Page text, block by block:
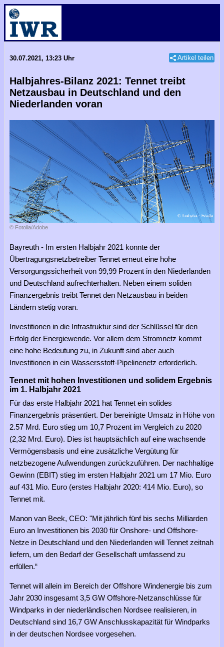
30.07.2021, 13:23 Uhr Artikel teilen
Halbjahres-Bilanz 2021: Tennet treibt
Netzausbau in Deutschland und den
Niederlanden voran
© Fotolia/Adobe
Bayreuth - Im ersten Halbjahr 2021 konnte der
Übertragungsnetzbetreiber Tennet erneut eine hohe
Versorgungssicherheit von 99,99 Prozent in den Niederlanden
und Deutschland aufrechterhalten. Neben einem soliden
Finanzergebnis treibt Tennet den Netzausbau in beiden
Ländern stetig voran.
Investitionen in die Infrastruktur sind der Schlüssel für den
Erfolg der Energiewende. Vor allem dem Stromnetz kommt
eine hohe Bedeutung zu, in Zukunft sind aber auch
Investitionen in ein Wassersstoff-Pipelinenetz erforderlich.
Tennet mit hohen Investitionen und solidem Ergebnis
im 1. Halbjahr 2021
Für das erste Halbjahr 2021 hat Tennet ein solides
Finanzergebnis präsentiert. Der bereinigte Umsatz in Höhe von
2.57 Mrd. Euro stieg um 10,7 Prozent im Vergleich zu 2020
(2,32 Mrd. Euro). Dies ist hauptsächlich auf eine wachsende
Vermögensbasis und eine zusätzliche Vergütung für
netzbezogene Aufwendungen zurückzuführen. Der nachhaltige
Gewinn (EBIT) stieg im ersten Halbjahr 2021 um 17 Mio. Euro
auf 431 Mio. Euro (erstes Halbjahr 2020: 414 Mio. Euro), so
Tennet mit.
Manon van Beek, CEO: "Mit jährlich fünf bis sechs Milliarden
Euro an Investitionen bis 2030 für Onshore- und Offshore-
Netze in Deutschland und den Niederlanden will Tennet zeitnah
liefern, um den Bedarf der Gesellschaft umfassend zu
erfüllen.“
Tennet will allein im Bereich der Offshore Windenergie bis zum
Jahr 2030 insgesamt 3,5 GW Offshore-Netzanschlüsse für
Windparks in der niederländischen Nordsee realisieren, in
Deutschland sind 16,7 GW Anschlusskapazität für Windparks
in der deutschen Nordsee vorgesehen.